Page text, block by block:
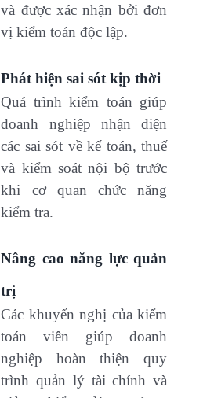
và được xác nhận bởi đơn
vị kiểm toán độc lập.
Phát hiện sai sót kịp thời
Quá trình kiểm toán giúp
doanh nghiệp nhận diện
các sai sót về kế toán, thuế
và kiểm soát nội bộ trước
khi cơ quan chức năng
kiểm tra.
Nâng cao năng lực quản
trị
Các khuyến nghị của kiểm
toán viên giúp doanh
nghiệp hoàn thiện quy
trình quản lý tài chính và